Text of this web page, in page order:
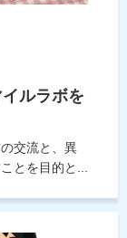
ルラボを
交流と、異
とを目的と...